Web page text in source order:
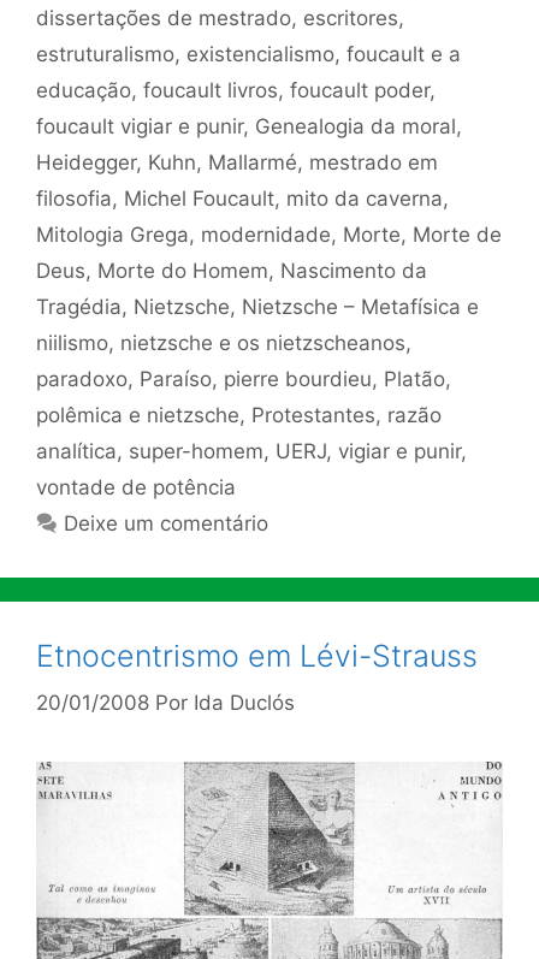
dissertações de mestrado, escritores,
estruturalismo, existencialismo, foucault e a
educação, foucault livros, foucault poder,
foucault vigiar e punir, Genealogia da moral,
Heidegger, Kuhn, Mallarmé, mestrado em
filosofia, Michel Foucault, mito da caverna,
Mitologia Grega, modernidade, Morte, Morte de
Deus, Morte do Homem, Nascimento da
Tragédia, Nietzsche, Nietzsche – Metafísica e
niilismo, nietzsche e os nietzscheanos,
paradoxo, Paraíso, pierre bourdieu, Platão,
polêmica e nietzsche, Protestantes, razão
analítica, super-homem, UERJ, vigiar e punir,
vontade de potência
Deixe um comentário
Etnocentrismo em Lévi-Strauss
20/01/2008 Por Ida Duclós